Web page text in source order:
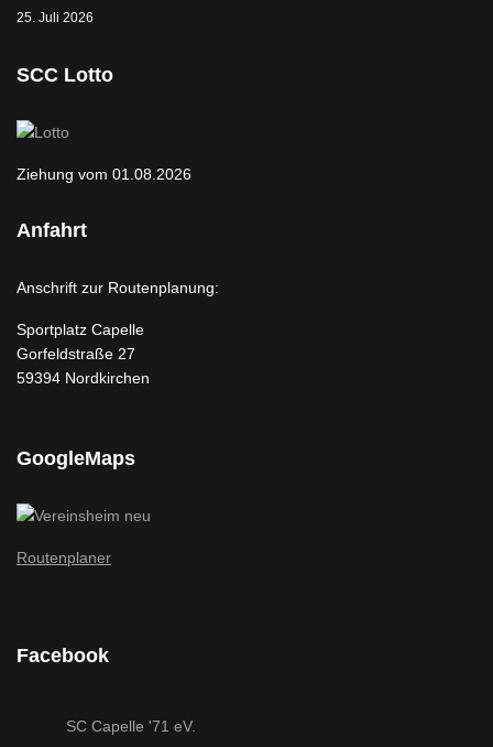
25. Juli 2026
SCC Lotto
Ziehung vom 01.08.2026
Anfahrt
Anschrift zur Routenplanung:
Sportplatz Capelle
Gorfeldstraße 27
59394 Nordkirchen
GoogleMaps
Routenplaner
Facebook
SC Capelle '71 eV.